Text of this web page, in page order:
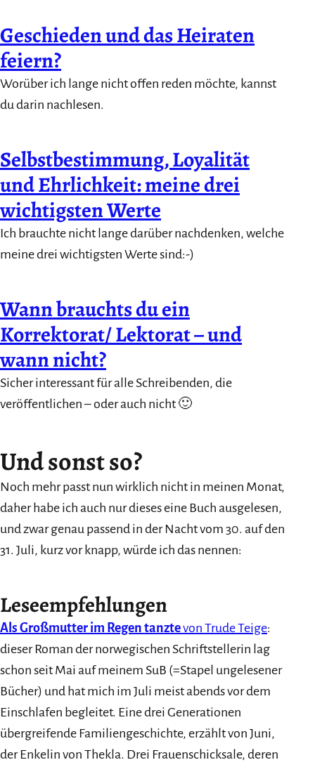
Geschieden und das Heiraten
feiern?
Worüber ich lange nicht offen reden möchte, kannst
du darin nachlesen.
Selbstbestimmung, Loyalität
und Ehrlichkeit: meine drei
wichtigsten Werte
Ich brauchte nicht lange darüber nachdenken, welche
meine drei wichtigsten Werte sind:-)
Wann brauchts du ein
Korrektorat/ Lektorat – und
wann nicht?
Sicher interessant für alle Schreibenden, die
veröffentlichen – oder auch nicht 🙂
Und sonst so?
Noch mehr passt nun wirklich nicht in meinen Monat,
daher habe ich auch nur dieses eine Buch ausgelesen,
und zwar genau passend in der Nacht vom 30. auf den
31. Juli, kurz vor knapp, würde ich das nennen:
Leseempfehlungen
Als Großmutter im Regen tanztevon Trude Teige:
dieser Roman der norwegischen Schriftstellerin lag
schon seit Mai auf meinem SuB (=Stapel ungelesener
Bücher) und hat mich im Juli meist abends vor dem
Einschlafen begleitet. Eine drei Generationen
übergreifende Familiengeschichte, erzählt von Juni,
der Enkelin von Thekla. Drei Frauenschicksale, deren